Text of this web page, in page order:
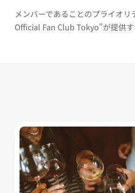
メンバーであることのプライオ
Official Fan Club Tokyo”が提供す